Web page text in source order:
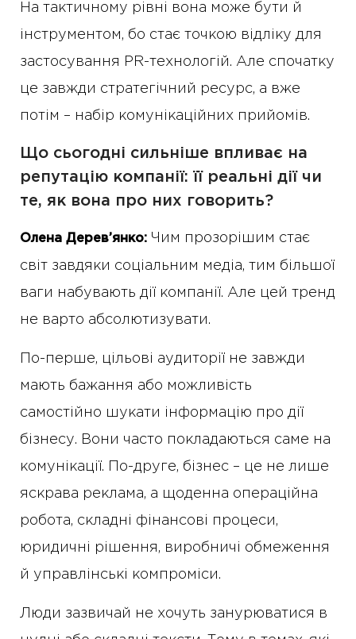
На тактичному рівні вона може бути й
інструментом, бо стає точкою відліку для
застосування PR-технологій. Але спочатку
це завжди стратегічний ресурс, а вже
потім – набір комунікаційних прийомів.
Що сьогодні сильніше впливає на
репутацію компанії: її реальні дії чи
те, як вона про них говорить?
Олена Дерев’янко: Чим прозорішим стає
світ завдяки соціальним медіа, тим більшої
ваги набувають дії компанії. Але цей тренд
не варто абсолютизувати.
По-перше, цільові аудиторії не завжди
мають бажання або можливість
самостійно шукати інформацію про дії
бізнесу. Вони часто покладаються саме на
комунікації. По-друге, бізнес – це не лише
яскрава реклама, а щоденна операційна
робота, складні фінансові процеси,
юридичні рішення, виробничі обмеження
й управлінські компроміси.
Люди зазвичай не хочуть занурюватися в